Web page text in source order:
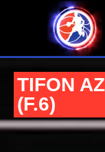
TIFON
(F.6)